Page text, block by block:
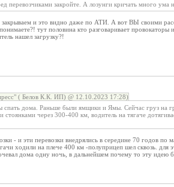
перевозчиками закройте. А лозунги кричать много ума
и это видно даже по АТИ. А вот ВЫ своими
тут половина кто разговаривает
нашел загрузку?!
( Белов К.К. ИП) @ 12.10.2023 17:28)
дома. Раньше были ямщики и Ямы. Сейчас груз на
через 300-400 км, водитель на тягаче
- и эти перевозки внедрялись в середине 70 годов
ходили на плече 400 км -полуприцеп шел сквозь. для
дома одну ночь, в дальнейшем почему то эту идею